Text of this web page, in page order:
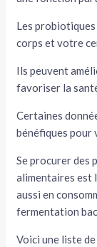
Les
corps et votre
Ils peuvent
favoriser la
Certaines
bénéfiques pour
Se procurer des
alimentaires est
aussi en
fermentation
Voici une liste